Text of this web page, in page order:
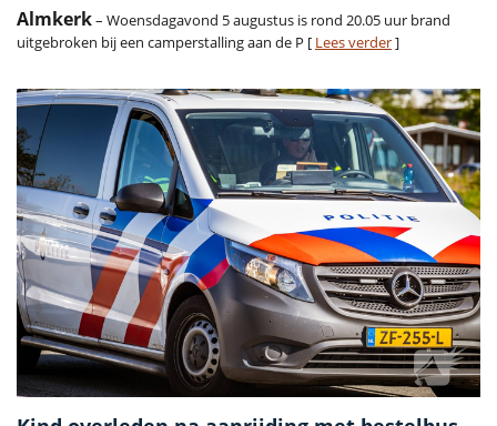
Almkerk– Woensdagavond 5 augustus is rond 20.05 uur brand
uitgebroken bij een camperstalling aan de P [ Lees verder]